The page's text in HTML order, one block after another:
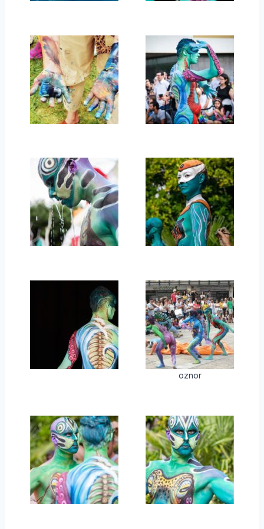
oznor